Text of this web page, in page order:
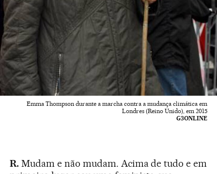
Emma Thompson durante a marcha contra a mudança climática em
Londres (Reino Unido), em 2015
G3ONLINE
R.Mudam e não mudam. Acima de tudo e em